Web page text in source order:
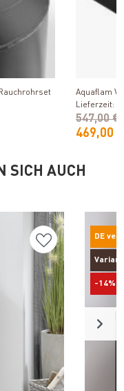
Aquaflam
Lieferzeit: 1
469,00
547,00 €
SICH AUCH
DE
-14%